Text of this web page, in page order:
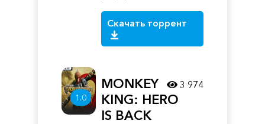
Скачать торрент
1.0
MONKEY
KING: HERO
IS BACK
3 974